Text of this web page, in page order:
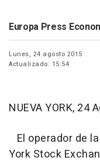
Europa Press
Lunes, 24 agosto 2015
Actualizado: 15:54
NUEVA YORK, 24
El operador de
York Stock